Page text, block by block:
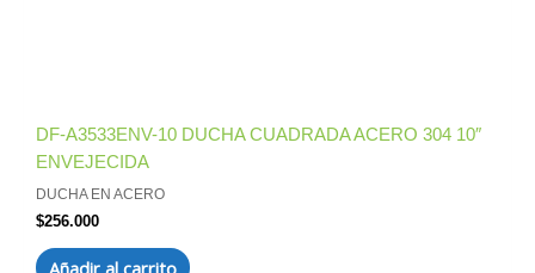
DF-A3533ENV-10 DUCHA CUADRADA ACERO 304 10″
ENVEJECIDA
DUCHA EN ACERO
$256.000
Añadir al carrito